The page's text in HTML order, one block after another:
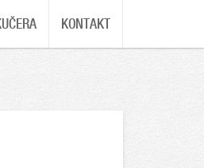
KONTAKT